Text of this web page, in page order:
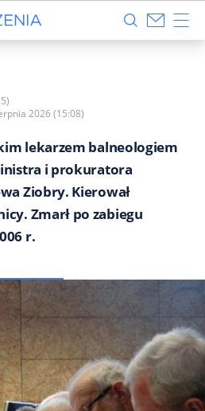
2026 (15:08)
lekarzem balneologiem
i prokuratora
Ziobry. Kierował
Zmarł po zabiegu
r.